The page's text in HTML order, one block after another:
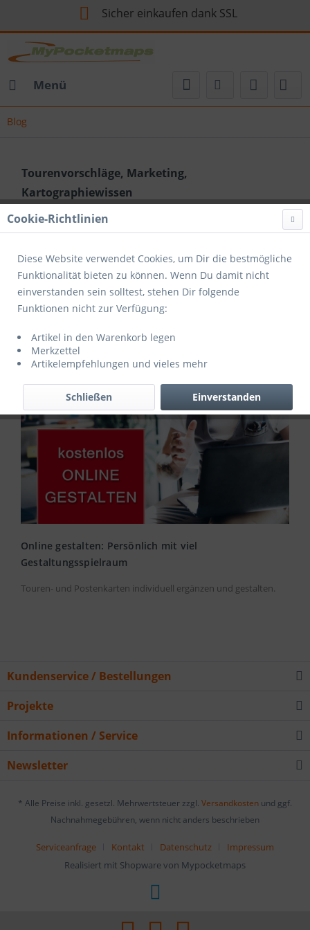
Sicher einkaufen dank SSL
Menü
Blog
Tourenvorschläge, Marketing,
Kartographiewissen
Willkommen auf unserer Blogseite! Wir sind ein kleines
Kartographiebüro, das sich auf vielseitige Karten und
werden können. Hier werden wir...mehr erfahren »
Filtern
Online gestalten: Persönlich mit viel
Gestaltungsspielraum
Touren- und Postenkarten individuell ergänzen und gestalten.
Kundenservice / Bestellungen
Projekte
Informationen / Service
Newsletter
* Alle Preise inkl. gesetzl. Mehrwertsteuer zzgl. Versandkosten und ggf.
Nachnahmegebühren, wenn nicht anders beschrieben
Serviceanfrage Kontakt Datenschutz
Impressum
Realisiert mit Shopware von Mypocketmaps
Cookie-Richtlinien
Diese Website verwendet Cookies, um Dir die bestmögliche
Funktionalität bieten zu können. Wenn Du damit nicht
einverstanden sein solltest, stehen Dir folgende
Funktionen nicht zur Verfügung:
Artikel in den Warenkorb legen
Merkzettel
Artikelempfehlungen und vieles mehr
Einverstanden
Schließen